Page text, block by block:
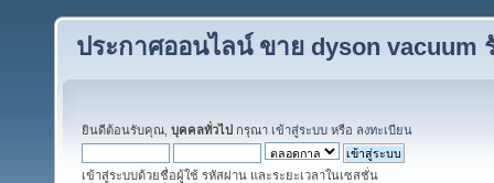
ประกาศออนไลน์ ขาย dyson vacuum
ยินดีต้อนรับคุณ, บุคคลทั่วไป กรุณา เข้าสู่ระบบ หรือ ลงทะเบียน
เข้าสู่ระบบด้วยชื่อผู้ใช้ รหัสผ่าน และระยะเวลาในเซสชั่น